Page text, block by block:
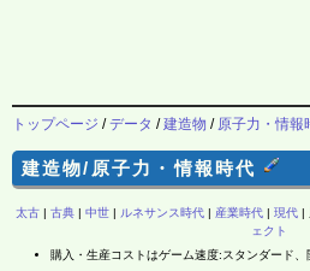
トップページ /データ /建造物 / 原子力・情報
建造物/原子力・情報時代
太古 | 古典 | 中世 | ルネサンス時代 | 産業時代 | 現代 |
ェクト
購入・生産コストはゲーム速度:スタンダード、